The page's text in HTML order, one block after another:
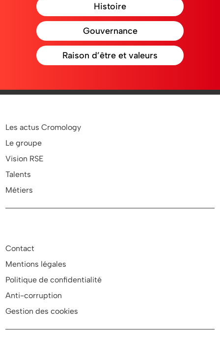
Histoire
Gouvernance
Raison d’être et valeurs
Les actus Cromology
Le groupe
Vision RSE
Talents
Métiers
Contact
Mentions légales
Politique de confidentialité
Anti-corruption
Gestion des cookies